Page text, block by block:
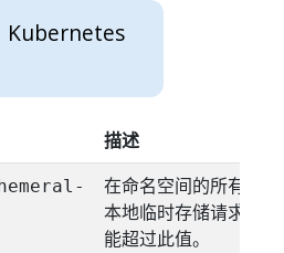
Kubernetes
描述
在命名空间的所有
本地临时存储请求的
能超过此值。